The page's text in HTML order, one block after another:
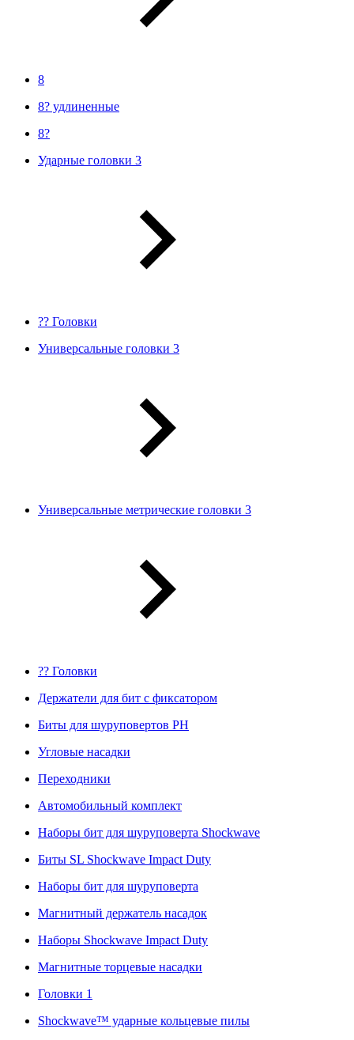
8
8? удлиненные
8?
Ударные головки 3
?? Головки
Универсальные головки 3
Универсальные метрические головки 3
?? Головки
Держатели для бит с фиксатором
Биты для шуруповертов PH
Угловые насадки
Переходники
Автомобильный комплект
Наборы бит для шуруповерта Shockwave
Биты SL Shockwave Impact Duty
Наборы бит для шуруповерта
Магнитный держатель насадок
Наборы Shockwave Impact Duty
Магнитные торцевые насадки
Головки 1
Shockwave™ ударные кольцевые пилы